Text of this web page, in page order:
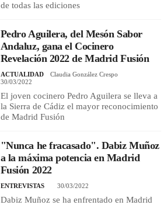
de todas las ediciones
Pedro Aguilera, del Mesón Sabor
Andaluz, gana el Cocinero
Revelación 2022 de Madrid Fusión
ACTUALIDAD
Claudia González Crespo
30/03/2022
El joven cocinero Pedro Aguilera se lleva a
la Sierra de Cádiz el mayor reconocimiento
de Madrid Fusión
"Nunca he fracasado". Dabiz Muñoz
a la máxima potencia en Madrid
Fusión 2022
ENTREVISTAS 30/03/2022
Dabiz Muñoz se ha enfrentado en Madrid